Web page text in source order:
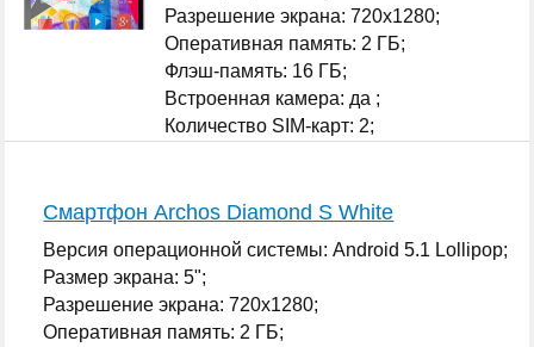
Разрешение экрана: 720x1280;
Оперативная память: 2 ГБ;
Флэш-память: 16 ГБ;
Встроенная камера: да ;
Количество SIM-карт: 2;
Смартфон Archos Diamond S White
Версия операционной системы: Android 5.1 Lollipop;
Размер экрана: 5";
Разрешение экрана: 720x1280;
Оперативная память: 2 ГБ;